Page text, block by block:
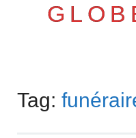
Main menu
content
Tag: